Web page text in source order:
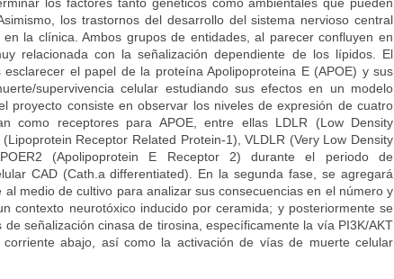
los trastornos del desarrollo del sistema nervioso central
la clínica. Ambos grupos de entidades, al parecer confluyen en
relacionada con la señalización dependiente de los lípidos. El
el papel de la proteína Apolipoproteina E (APOE) y sus
supervivencia celular estudiando sus efectos en un modelo
proyecto consiste en observar los niveles de expresión de cuatro
como receptores para APOE, entre ellas LDLR (Low Density
Receptor Related Protein-1), VLDLR (Very Low Density
(Apolipoprotein E Receptor 2) durante el periodo de
CAD (Cath.a differentiated). En la segunda fase, se agregará
al medio de cultivo para analizar sus consecuencias en el número y
contexto neurotóxico inducido por ceramida; y posteriormente se
señalización cinasa de tirosina, específicamente la vía PI3K/AKT
abajo, así como la activación de vías de muerte celular